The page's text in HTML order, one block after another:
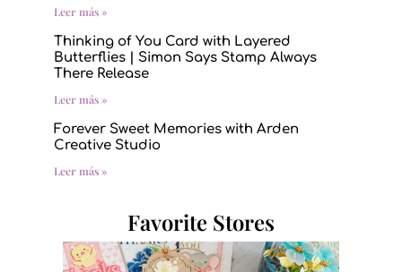
Leer más »
Thinking of You Card with Layered
Butterflies | Simon Says Stamp Always
There Release
Leer más »
Forever Sweet Memories with Arden
Creative Studio
Leer más »
Favorite Stores